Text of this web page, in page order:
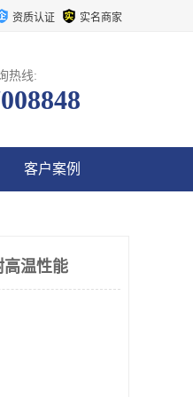
资质认证 实名商家
热线:
客户案例
高温性能